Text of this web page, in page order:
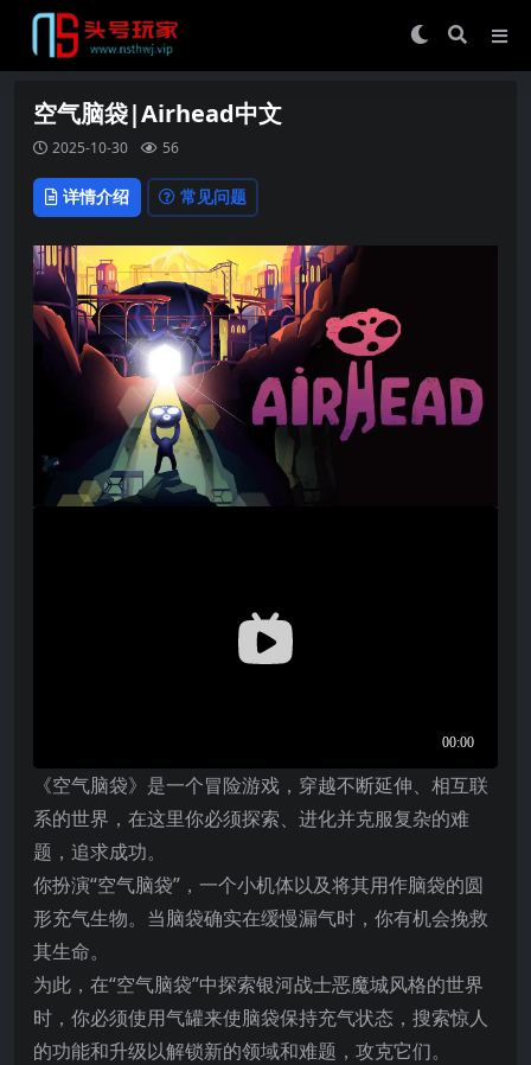
空气脑袋|Airhead中文
2025-10-30 56
详情介绍 常见问题
《空气脑袋》是一个冒险游戏，穿越不断延伸、相互联
系的世界，在这里你必须探索、进化并克服复杂的难
题，追求成功。
你扮演“空气脑袋”，一个小机体以及将其用作脑袋的圆
形充气生物。当脑袋确实在缓慢漏气时，你有机会挽救
其生命。
为此，在“空气脑袋”中探索银河战士恶魔城风格的世界
时，你必须使用气罐来使脑袋保持充气状态，搜索惊人
的功能和升级以解锁新的领域和难题，攻克它们。